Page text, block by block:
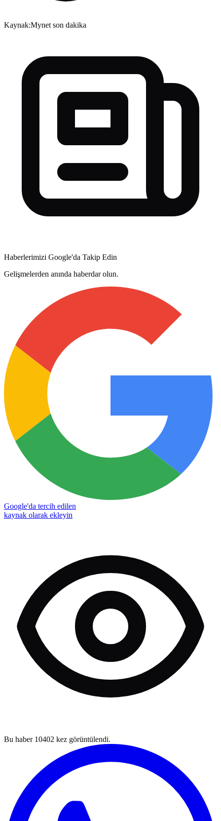
Kaynak:Mynet son dakika
Haberlerimizi Google'da Takip Edin
Gelişmelerden anında haberdar olun.
Google'da tercih edilen
kaynak olarak ekleyin
Bu haber 10402 kez görüntülendi.